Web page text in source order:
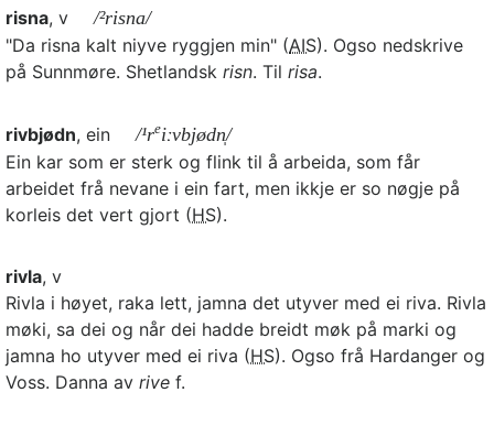
risna, v
/²risna/
"Da risna kalt niyve ryggjen min" (AIS). Ogso nedskrive
på Sunnmøre. Shetlandsk risn. Til risa.
rivbjødn, ein /¹reiːvbjødn̩/
Ein kar som er sterk og flink til å arbeida, som får
arbeidet frå nevane i ein fart, men ikkje er so nøgje på
korleis det vert gjort (HS).
rivla, v
Rivla i høyet, raka lett, jamna det utyver med ei riva. Rivla
møki, sa dei og når dei hadde breidt møk på marki og
jamna ho utyver med ei riva (HS). Ogso frå Hardanger og
Voss. Danna av rive f.